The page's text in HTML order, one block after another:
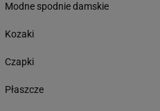
Modne spodnie damskie
Kozaki
Czapki
Płaszcze